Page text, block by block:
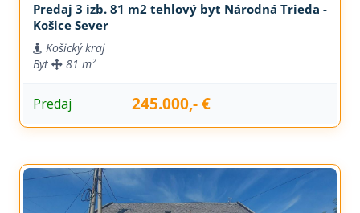
Predaj 3 izb. 81 m2 tehlový byt Národná Trieda -
Košice Sever
Košický kraj
Byt
81 m²
Predaj 245.000,- €